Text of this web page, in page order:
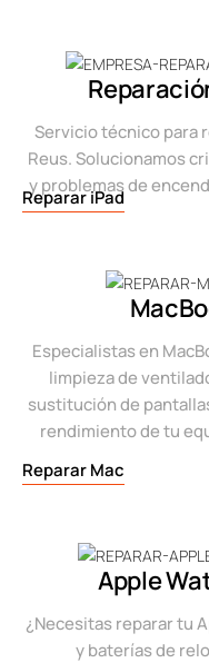
Servicio técnico para
Reus. Solucionamos
y problemas de
Reparar iPad
Especialistas en
limpieza de
sustitución de
rendimiento de tu
Reparar Mac
Apple
¿Necesitas reparar tu
y baterías de